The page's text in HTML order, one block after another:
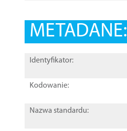
METADANE:
Identyfikator:
Kodowanie:
Nazwa standardu: